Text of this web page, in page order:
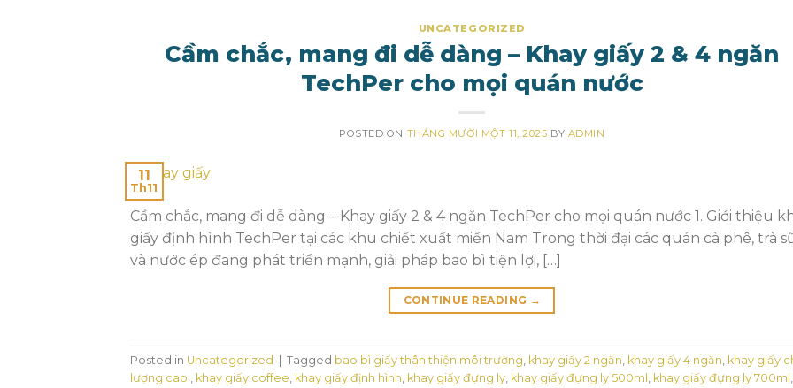
UNCATEGORIZED
Cầm chắc, mang đi dễ dàng – Khay giấy 2 & 4 ngăn
TechPer cho mọi quán nước
POSTED ON THÁNG MƯỜI MỘT 11, 2025 BY ADMIN
11
Th11
Cầm chắc, mang đi dễ dàng – Khay giấy 2 & 4 ngăn TechPer cho mọi quán nước 1. Giới thiệu
giấy định hình TechPer tại các khu chiết xuất miền Nam Trong thời đại các quán cà phê, trà
và nước ép đang phát triển mạnh, giải pháp bao bì tiện lợi, […]
CONTINUE READING →
Posted in Uncategorized Tagged bao bì giấy thân thiện môi trường, khay giấy 2 ngăn, khay giấy 4 ngăn, khay giấy
lượng cao., khay giấy coffee, khay giấy định hình, khay giấy đựng ly, khay giấy đựng ly 500ml , khay giấy đựng ly 700ml ,